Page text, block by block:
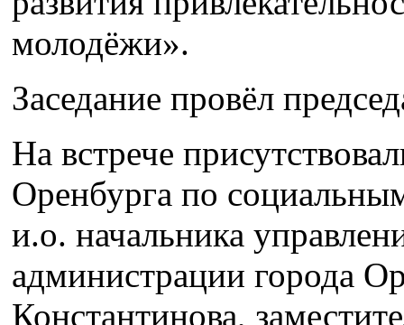
молодёжи».
Заседание провёл
На встрече
Оренбурга по
и.о. начальника
администрации города
Константинова,